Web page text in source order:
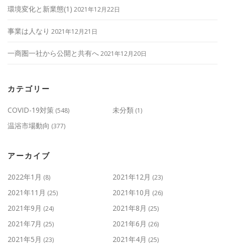
環境変化と新業態(1) 2021年12月22日
事業は人なり 2021年12月21日
一商圏一社から公開と共有へ2021年12月20日
カテゴリー
COVID-19対策 (548) 未分類 (1)
温浴市場動向 (377)
アーカイブ
2022年1月 (8) 2021年12月 (23)
2021年11月 (25) 2021年10月 (26)
2021年9月 (24) 2021年8月 (25)
2021年7月 (25) 2021年6月 (26)
2021年5月 (23) 2021年4月 (25)